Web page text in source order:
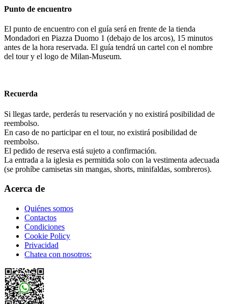
Punto de encuentro
El punto de encuentro con el guía será en frente de la tienda
Mondadori en Piazza Duomo 1 (debajo de los arcos), 15 minutos
antes de la hora reservada. El guía tendrá un cartel con el nombre
del tour y el logo de Milan-Museum.
Recuerda
Si llegas tarde, perderás tu reservación y no existirá posibilidad de
reembolso.
En caso de no participar en el tour, no existirá posibilidad de
reembolso.
El pedido de reserva está sujeto a confirmación.
La entrada a la iglesia es permitida solo con la vestimenta adecuada
(se prohíbe camisetas sin mangas, shorts, minifaldas, sombreros).
Acerca de
Quiénes somos
Contactos
Condiciones
Cookie Policy
Privacidad
Chatea con nosotros: